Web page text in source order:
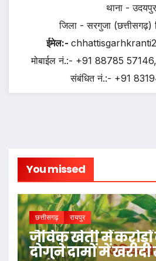
थाना - उदयपुर
जिला - सरगुजा (छत्तीसगढ़)
ईमेल:-
मोबाईल नं.:- +91 88785
संबंधित नं.:- +91
You missed
छत्तीसगढ़ रायपुर
जैविक खेती में करोड़ों
दोगुने दामों में खरीदी